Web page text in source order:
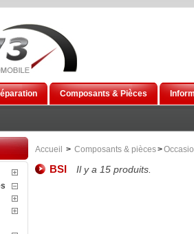
Composants & Pièces
Accueil > Composants & pièces>
BSI Il y a 15 produits.